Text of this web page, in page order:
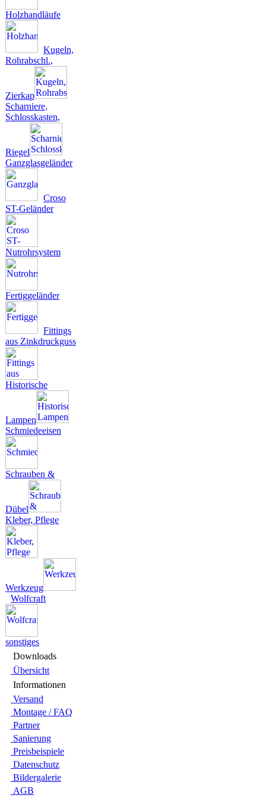
Holzhandläufe
Kugeln,
Rohrabschl.,
Zierkap
Scharniere,
Schlosskasten,
Riegel
Ganzglasgeländer
Croso
ST-Geländer
Nutrohrsystem
Fertiggeländer
Fittings
aus Zinkdruckguss
Historische
Lampen
Schmiedeeisen
Schrauben &
Dübel
Kleber, Pflege
Werkzeug
Wolfcraft
sonstiges
Downloads
Übersicht
Infor­ma­tionen
Versand
Montage / FAQ
Partner
Sanie­rung
Preis­beispiele
Daten­schutz
Bilder­galerie
AGB